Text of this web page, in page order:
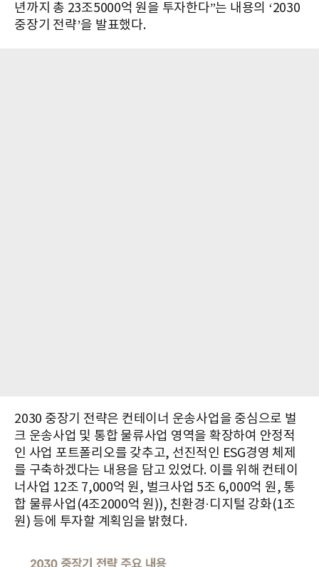
년까지 총 23조5000억 원을 투자한다”는 내용의 ‘2030
중장기 전략’을 발표했다.
2030 중장기 전략은 컨테이너 운송사업을 중심으로 벌
크 운송사업 및 통합 물류사업 영역을 확장하여 안정적
인 사업 포트폴리오를 갖추고, 선진적인 ESG경영 체제
를 구축하겠다는 내용을 담고 있었다. 이를 위해 컨테이
너사업 12조 7,000억 원, 벌크사업 5조 6,000억 원, 통
합 물류사업(4조2000억 원)), 친환경·디지털 강화(1조
원) 등에 투자할 계획임을 밝혔다.